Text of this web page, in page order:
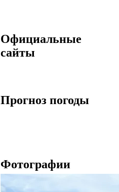
Официальные
сайты
Прогноз погоды
Фотографии